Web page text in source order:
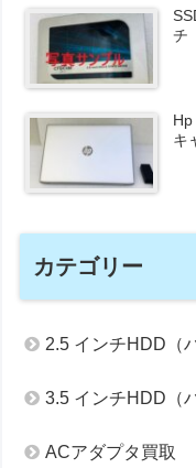
チ
キ
カテゴリー
2.5 インチHDD（
3.5 インチHDD（
ACアダプタ買取